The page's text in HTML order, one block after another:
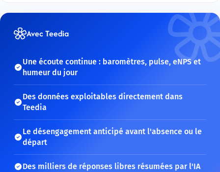
Avec Teedia
Une écoute continue : baromètres, pulse, eNPS et
humeur du jour
Des données exploitables directement dans
Teedia
Le désengagement anticipé avant l'absence ou le
départ
Des milliers de réponses libres résumées par l'IA